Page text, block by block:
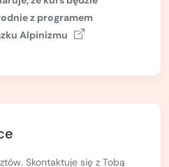
z programem
Alpinizmu
Skontaktuje się z Tobą